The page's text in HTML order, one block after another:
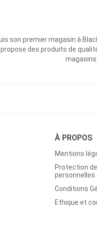
son premier magasin à
propose des produits de
magasins
À PROPOS
Mentions
Protection
personnelles
Conditions
Ethique et